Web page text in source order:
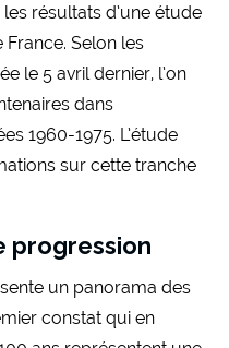
résultats d’une étude
Selon les
le 5 avril dernier, l’on
dans
1960-1975. L’étude
sur cette tranche
progression
un panorama des
constat qui en